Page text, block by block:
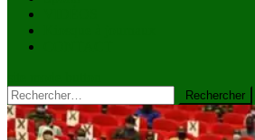
Rechercher :